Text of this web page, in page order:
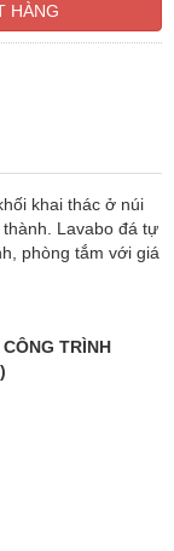
HÀNG
khai thác ở núi
Lavabo đá tự
phòng tắm với giá
TRÌNH